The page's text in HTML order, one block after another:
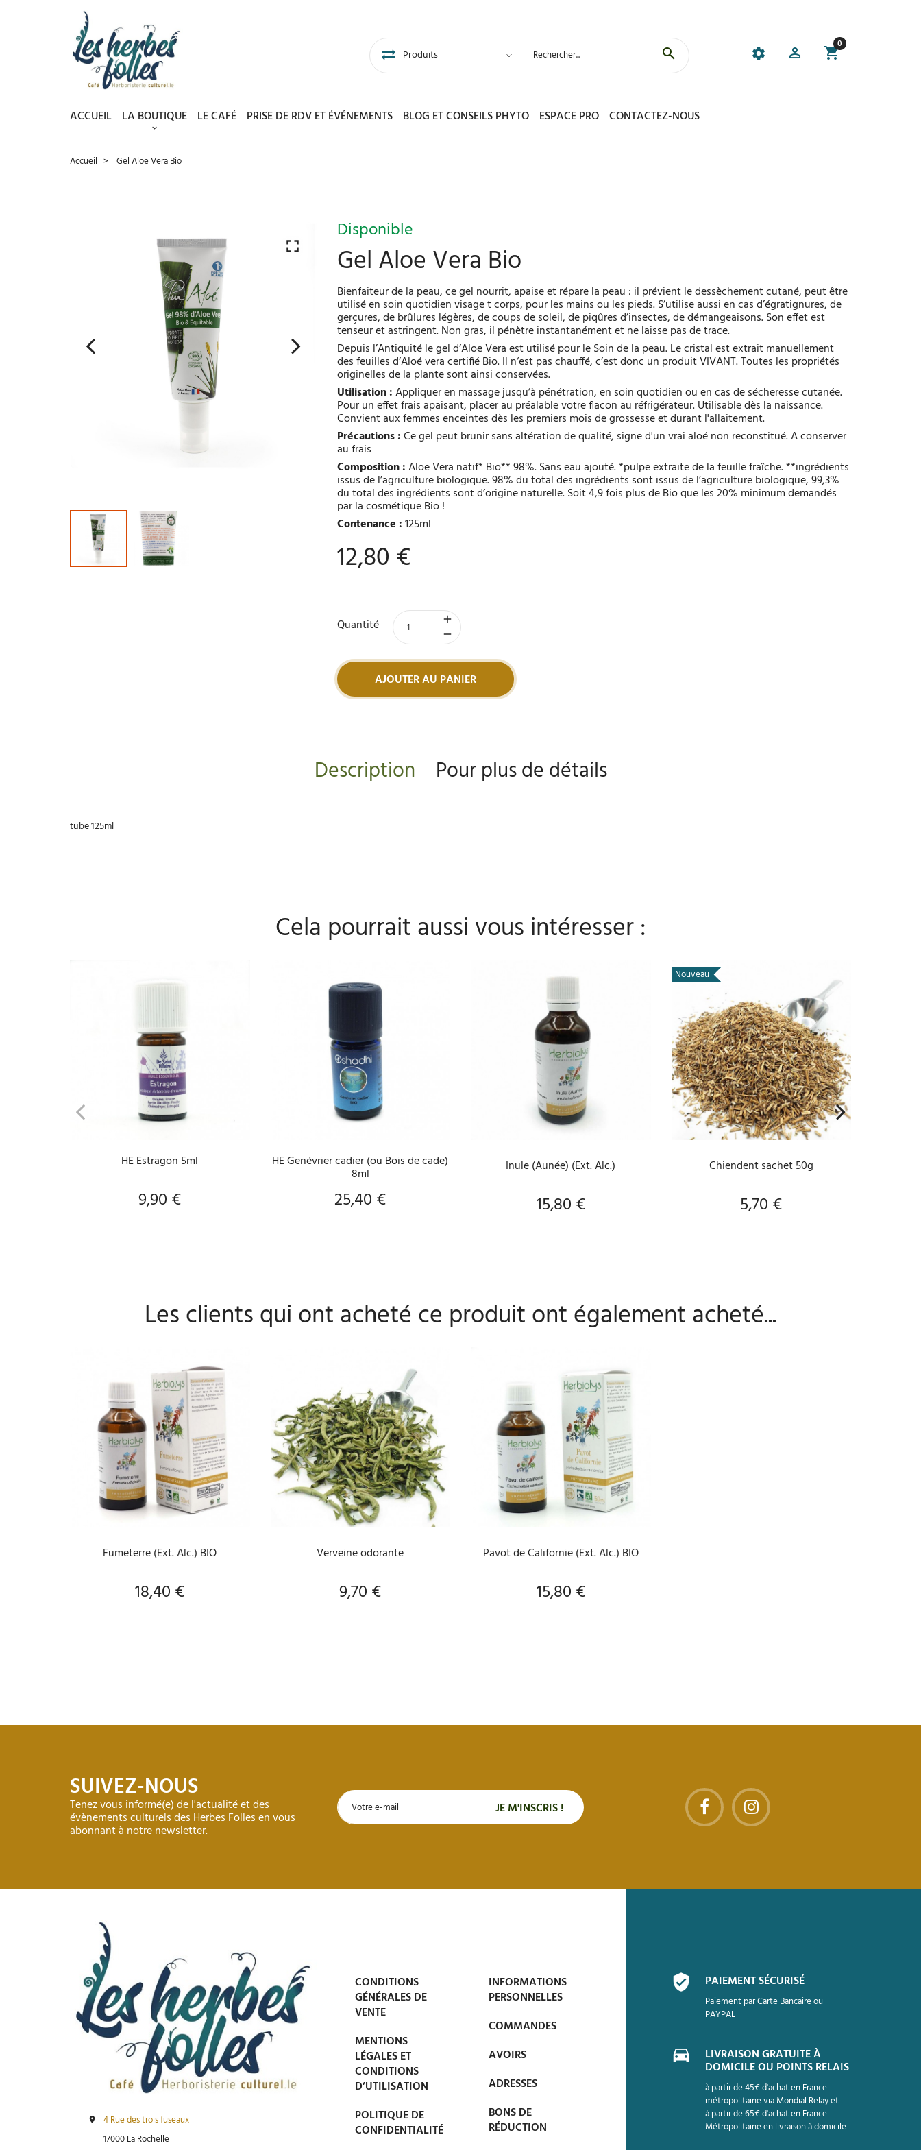
0
ACCUEIL LA BOUTIQUE LE CAFÉ PRISE DE RDV ET ÉVÉNEMENTS BLOG ET CONSEILS PHYTO ESPACE PRO CONTACTEZ-NOUS
Accueil Gel Aloe Vera Bio
Disponible
Gel Aloe Vera Bio
Bienfaiteur de la peau, ce gel nourrit, apaise et répare la peau : il prévient le dessèchement cutané, peut être
utilisé en soin quotidien visage t corps, pour les mains ou les pieds. S’utilise aussi en cas d’égratignures, de
gerçures, de brûlures légères, de coups de soleil, de piqûres d’insectes, de démangeaisons. Son effet est
tenseur et astringent. Non gras, il pénètre instantanément et ne laisse pas de trace.
Depuis l’Antiquité le gel d’Aloe Vera est utilisé pour le Soin de la peau. Le cristal est extrait manuellement
des feuilles d’Aloé vera certifié Bio. Il n‘est pas chauffé, c’est donc un produit VIVANT. Toutes les propriétés
originelles de la plante sont ainsi conservées.
Utilisation :Appliquer en massage jusqu’à pénétration, en soin quotidien ou en cas de sécheresse cutanée.
Pour un effet frais apaisant, placer au préalable votre flacon au réfrigérateur. Utilisable dès la naissance.
Convient aux femmes enceintes dès les premiers mois de grossesse et durant l'allaitement.
Précautions :Ce gel peut brunir sans altération de qualité, signe d'un vrai aloé non reconstitué. A conserver
au frais
Composition :Aloe Vera natif* Bio** 98%. Sans eau ajouté. *pulpe extraite de la feuille fraîche. **ingrédients
issus de l’agriculture biologique. 98% du total des ingrédients sont issus de l’agriculture biologique, 99,3%
du total des ingrédients sont d’origine naturelle. Soit 4,9 fois plus de Bio que les 20% minimum demandés
par la cosmétique Bio !
Contenance :125ml
12,80 €
Quantité
AJOUTER AU PANIER
Description Pour plus de détails
tube 125ml
Cela pourrait aussi vous intéresser :
AJOUTER AU PANIER
HE Estragon 5ml
Prix
9,90 €
AJOUTER AU PANIER
HE Genévrier cadier (ou Bois de cade)
8ml
Prix
25,40 €
AJOUTER AU PANIER
Inule (Aunée) (Ext. Alc.)
Prix
15,80 €
Nouveau
AJOUTER AU PANIER
Chiendent sachet 50g
Prix
5,70 €
Les clients qui ont acheté ce produit ont également acheté...
AJOUTER AU PANIER
Fumeterre (Ext. Alc.) BIO
Prix
18,40 €
PERSONNALISER
Verveine odorante
Prix
9,70 €
AJOUTER AU PANIER
Pavot de Californie (Ext. Alc.) BIO
Prix
15,80 €
SUIVEZ-NOUS
Tenez vous informé(e) de l'actualité et des
évènements culturels des Herbes Folles en vous
abonnant à notre newsletter.
4 Rue des trois fuseaux
17000 La Rochelle
CONDITIONS
GÉNÉRALES DE
VENTE
MENTIONS
LÉGALES ET
CONDITIONS
D’UTILISATION
POLITIQUE DE
CONFIDENTIALITÉ
INFORMATIONS
PERSONNELLES
COMMANDES
AVOIRS
ADRESSES
BONS DE
RÉDUCTION
PAIEMENT SÉCURISÉ
Paiement par Carte Bancaire ou
PAYPAL
LIVRAISON GRATUITE À
DOMICILE OU POINTS RELAIS
à partir de 45€ d'achat en France
métropolitaine via Mondial Relay et
à partir de 65€ d'achat en France
Métropolitaine en livraison à domicile